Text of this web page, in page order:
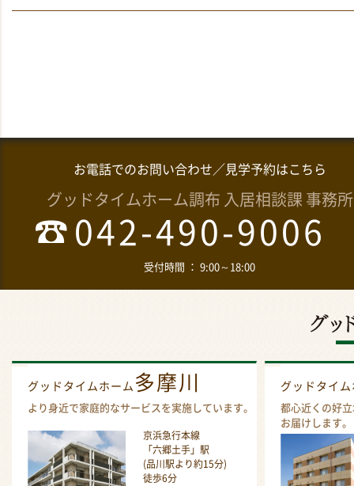
お電話でのお問い合わせ／見学予約はこちら
グッドタイムホーム調布 入居相談課 事務所
042-490-9006
受付時間 ： 9:00～18:00
グッドタイムホーム 多摩川
より身近で家庭的なサービスを実施しています。
京浜急行本線
「六郷土手」駅
(品川駅より約15分)
徒歩6分
グッドタイ
都心近くの好
お届けします。